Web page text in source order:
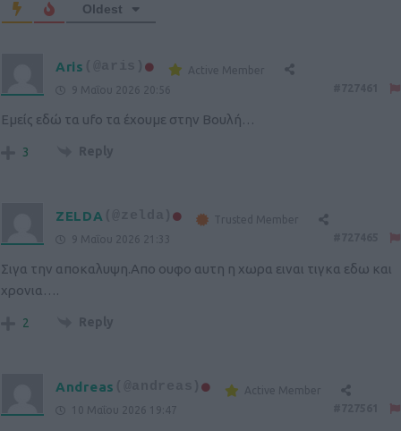
Oldest
Aris
Active Member
9 Μαΐου 2026 20:56
Εμείς εδώ τα ufo τα έχουμε στην Βουλή…
3 Reply
ZELDA (@zelda)
Trusted Member
9 Μαΐου 2026 21:33
Σιγα την αποκαλυψη.Απο ουφο αυτη η χωρα ειναι τιγκα εδω και
χρονια….
2 Reply
Andreas
Active Member
10 Μαΐου 2026 19:47